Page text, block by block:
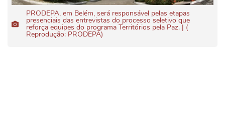
PRODEPA, em Belém, será responsável pelas etapas
presenciais das entrevistas do processo seletivo que
reforça equipes do programa Territórios pela Paz. | (
Reprodução: PRODEPA)